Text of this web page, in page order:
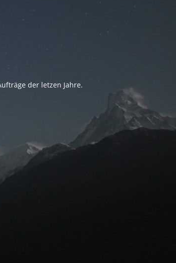
der letzen Jahre.